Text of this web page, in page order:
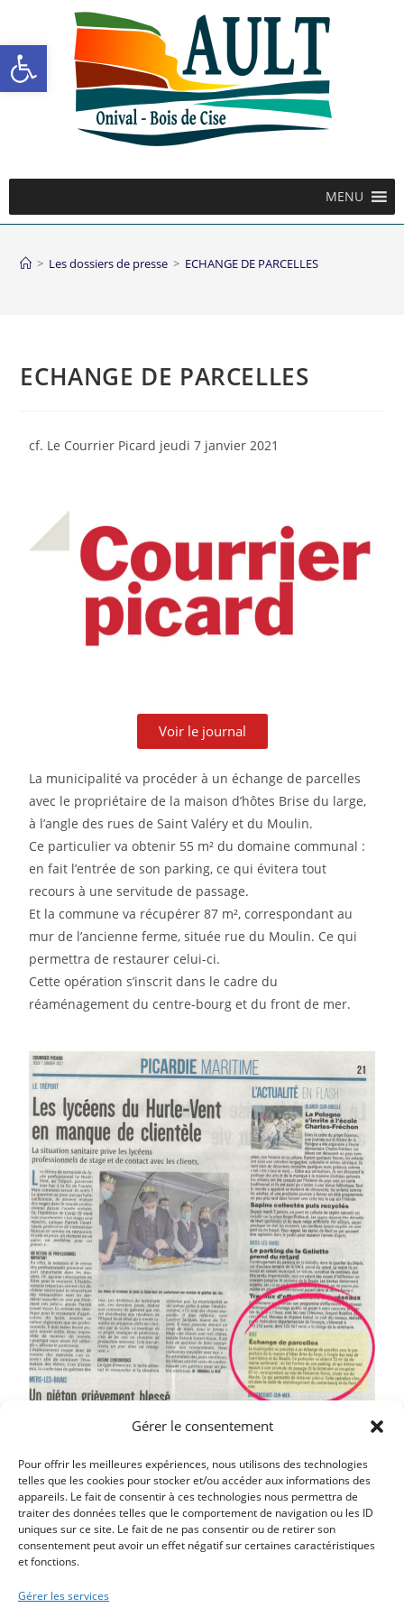
Ouvrir la barre d’outils
Gérer le consentement
Pour offrir les meilleures expériences, nous utilisons des technologies
telles que les cookies pour stocker et/ou accéder aux informations des
appareils. Le fait de consentir à ces technologies nous permettra de
traiter des données telles que le comportement de navigation ou les ID
uniques sur ce site. Le fait de ne pas consentir ou de retirer son
consentement peut avoir un effet négatif sur certaines caractéristiques
et fonctions.
Gérer les services
MENU
> Les dossiers de presse > ECHANGE DE PARCELLES
ECHANGE DE PARCELLES
cf. Le Courrier Picard jeudi 7 janvier 2021
Voir le journal
La municipalité va procéder à un échange de parcelles
avec le propriétaire de la maison d’hôtes Brise du large,
à l’angle des rues de Saint Valéry et du Moulin.
Ce particulier va obtenir 55 m² du domaine communal :
en fait l’entrée de son parking, ce qui évitera tout
recours à une servitude de passage.
Et la commune va récupérer 87 m², correspondant au
mur de l’ancienne ferme, située rue du Moulin. Ce qui
permettra de restaurer celui-ci.
Cette opération s’inscrit dans le cadre du
réaménagement du centre-bourg et du front de mer.
Article précédent
TRAVAUX D’ASSAINISSEMENT RUE DE SAINT VALERY